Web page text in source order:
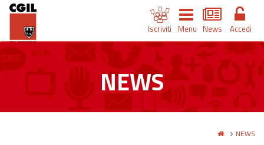
Iscriviti Menu News Accedi
NEWS
NEWS